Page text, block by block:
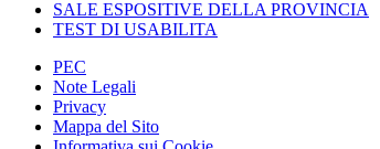
SALE ESPOSITIVE DELLA PROVINCIA
TEST DI USABILITA
PEC
Note Legali
Privacy
Mappa del Sito